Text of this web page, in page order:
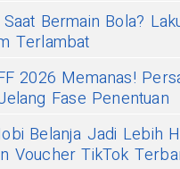
Bermain Bola?
Terlambat
2026 Memanas!
Fase Penentuan
Belanja Jadi Lebih
Voucher TikTok